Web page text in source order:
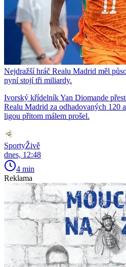
Nejdražší hráč Realu Madrid měl
nyní stojí tři miliardy.
Ivorský křídelník Yan Diomande
Realu Madrid za odhadovaných 120
ligou přitom málem prošel.
SportyŽivě
dnes, 12:48
4 min
Reklama